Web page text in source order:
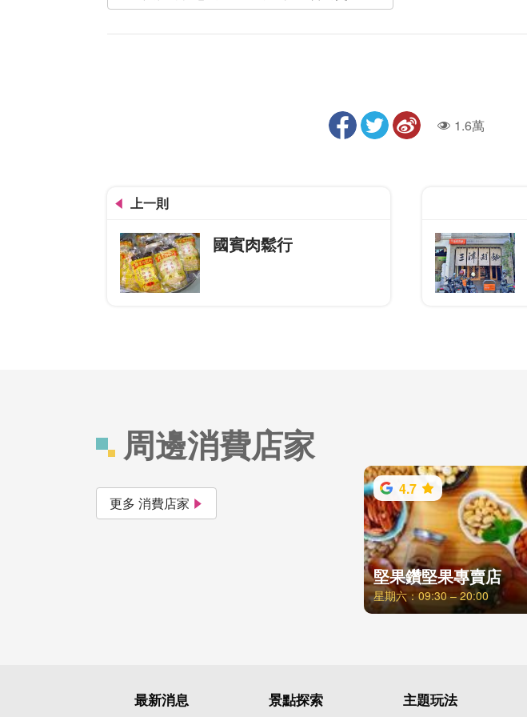
人氣1.6萬
上一則
國賓肉鬆行
周邊消費店家
更多 消費店家
4.7
堅果鑽堅果專賣店
星期六：09:30 – 20:00
最新消息 景點探索 主題玩法